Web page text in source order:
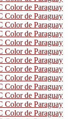
Color de Paraguay
Color de Paraguay
Color de Paraguay
Color de Paraguay
Color de Paraguay
Color de Paraguay
Color de Paraguay
Color de Paraguay
Color de Paraguay
Color de Paraguay
Color de Paraguay
Color de Paraguay
Color de Paraguay